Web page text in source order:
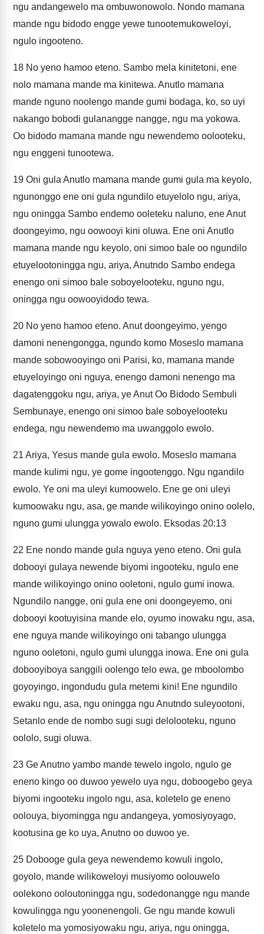
ngu andangewelo ma ombuwonowolo. Nondo mamana
mande ngu bidodo engge yewe tunootemukoweloyi,
ngulo ingooteno.
18 No yeno hamoo eteno. Sambo mela kinitetoni, ene
nolo mamana mande ma kinitewa. Anutlo mamana
mande nguno noolengo mande gumi bodaga, ko, so uyi
nakango bobodi gulanangge nangge, ngu ma yokowa.
Oo bidodo mamana mande ngu newendemo oolooteku,
ngu enggeni tunootewa.
19 Oni gula Anutlo mamana mande gumi gula ma keyolo,
ngunonggo ene oni gula ngundilo etuyelolo ngu, ariya,
ngu oningga Sambo endemo ooleteku naluno, ene Anut
doongeyimo, ngu oowooyi kini oluwa. Ene oni Anutlo
mamana mande ngu keyolo, oni simoo bale oo ngundilo
etuyelootoningga ngu, ariya, Anutndo Sambo endega
enengo oni simoo bale soboyelooteku, nguno ngu,
oningga ngu oowooyidodo tewa.
20 No yeno hamoo eteno. Anut doongeyimo, yengo
damoni nenengongga, ngundo komo Moseslo mamana
mande sobowooyingo oni Parisi, ko, mamana mande
etuyeloyingo oni nguya, enengo damoni nenengo ma
dagatenggoku ngu, ariya, ye Anut Oo Bidodo Sembuli
Sembunaye, enengo oni simoo bale soboyelooteku
endega, ngu newendemo ma uwanggolo ewolo.
21 Ariya, Yesus mande gula ewolo. Moseslo mamana
mande kulimi ngu, ye gome ingootenggo. Ngu ngandilo
ewolo. Ye oni ma uleyi kumoowelo. Ene ge oni uleyi
kumoowaku ngu, asa, ge mande wilikoyingo onino oolelo,
nguno gumi ulungga yowalo ewolo. Eksodas 20:13
22 Ene nondo mande gula nguya yeno eteno. Oni gula
dobooyi gulaya newende biyomi ingooteku, ngulo ene
mande wilikoyingo onino ooletoni, ngulo gumi inowa.
Ngundilo nangge, oni gula ene oni doongeyemo, oni
dobooyi kootuyisina mande elo, oyumo inowaku ngu, asa,
ene nguya mande wilikoyingo oni tabango ulungga
nguno ooletoni, ngulo gumi ulungga inowa. Ene oni gula
dobooyiboya sanggili oolengo telo ewa, ge mboolombo
goyoyingo, ingondudu gula metemi kini! Ene ngundilo
ewaku ngu, asa, ngu oningga ngu Anutndo suleyootoni,
Setanlo ende de nombo sugi sugi delolooteku, nguno
oololo, sugi oluwa.
23 Ge Anutno yambo mande tewelo ingolo, ngulo ge
eneno kingo oo duwoo yewelo uya ngu, doboogebo geya
biyomi ingooteku ingolo ngu, asa, koletelo ge eneno
oolouya, biyomingga ngu andangeya, yomosiyoyago,
kootusina ge ko uya, Anutno oo duwoo ye.
25 Dobooge gula geya newendemo kowuli ingolo,
goyolo, mande wilikoweloyi musiyomo oolouwelo
oolekono ooloutoningga ngu, sodedonangge ngu mande
kowulingga ngu yoonenengoli. Ge ngu mande kowuli
koletelo ma yomosiyowaku ngu, ariya, ngu oningga,